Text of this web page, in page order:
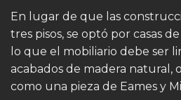
En lugar de que las
tres pisos, se optó por casas
lo que el mobiliario debe ser
acabados de madera natural,
como una pieza de Eames y